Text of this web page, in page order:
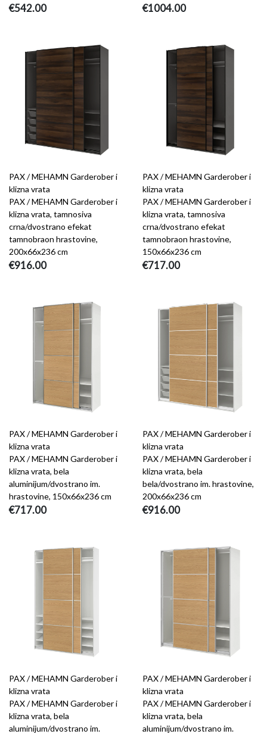
€542.00 €1004.00
PAX / MEHAMN Garderober i
klizna vrata
PAX / MEHAMN Garderober i
klizna vrata, tamnosiva
crna/dvostrano efekat
tamnobraon hrastovine,
200x66x236 cm
€916.00
PAX / MEHAMN Garderober i
klizna vrata
PAX / MEHAMN Garderober i
klizna vrata, tamnosiva
crna/dvostrano efekat
tamnobraon hrastovine,
150x66x236 cm
€717.00
PAX / MEHAMN Garderober i
klizna vrata
PAX / MEHAMN Garderober i
klizna vrata, bela
aluminijum/dvostrano im.
hrastovine, 150x66x236 cm
€717.00
PAX / MEHAMN Garderober i
klizna vrata
PAX / MEHAMN Garderober i
klizna vrata, bela
bela/dvostrano im. hrastovine,
200x66x236 cm
€916.00
PAX / MEHAMN Garderober i
klizna vrata
PAX / MEHAMN Garderober i
klizna vrata, bela
aluminijum/dvostrano im.
PAX / MEHAMN Garderober i
klizna vrata
PAX / MEHAMN Garderober i
klizna vrata, bela
aluminijum/dvostrano im.